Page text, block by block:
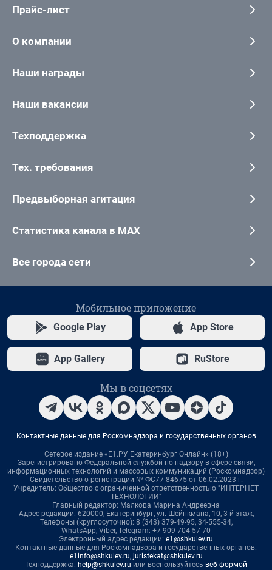
Прайс-лист
О компании
Наши награды
Наши вакансии
Техподдержка
Тех. требования
Предвыборная агитация
Статистика канала в MAX
Все города сети
Мобильное приложение
Google Play App Store
App Gallery RuStore
Мы в соцсетях
Контактные данные для Роскомнадзора и государственных органов
Сетевое издание «Е1.РУ Екатеринбург Онлайн» (18+)
Зарегистрировано Федеральной службой по надзору в сфере связи,
информационных технологий и массовых коммуникаций (Роскомнадзор)
Свидетельство о регистрации № ФС77-84675 от 06.02.2023 г.
Учредитель: Общество с ограниченной ответственностью "ИНТЕРНЕТ
ТЕХНОЛОГИИ"
Главный редактор: Малкова Марина Андреевна
Адрес редакции: 620000, Екатеринбург, ул. Шейнкмана, 10, 3-й этаж,
Телефоны (круглосуточно): 8 (343) 379-49-95, 34-555-34,
WhatsApp, Viber, Telegram: +7 909 704-57-70
Электронный адрес редакции: e1@shkulev.ru
Контактные данные для Роскомнадзора и государственных органов:
e1info@shkulev.ru, juristekat@shkulev.ru
Техподдержка: help@shkulev.ru или воспользуйтесь веб-формой